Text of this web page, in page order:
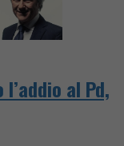
al Pd,